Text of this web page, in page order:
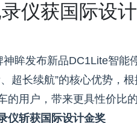
仪获国际设
眸发布新品DC1Lite智能
超长续航”的核心优势，
的用户，带来更具性价比
仪斩获国际设计金奖